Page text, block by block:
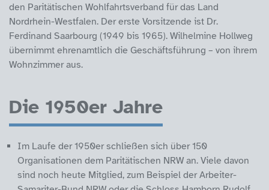
den Paritätischen Wohlfahrtsverband für das Land
Nordrhein-Westfalen. Der erste Vorsitzende ist Dr.
Ferdinand Saarbourg (1949 bis 1965). Wilhelmine Hollweg
übernimmt ehrenamtlich die Geschäftsführung – von ihrem
Wohnzimmer aus.
Die 1950er Jahre
Im Laufe der 1950er schließen sich über 150
Organisationen dem Paritätischen NRW an. Viele davon
sind noch heute Mitglied, zum Beispiel der Arbeiter-